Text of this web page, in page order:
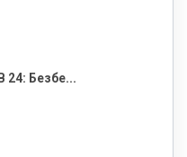
24: Безбе...